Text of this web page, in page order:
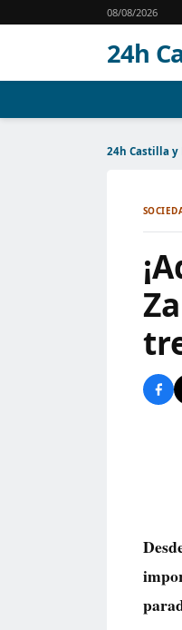
08/08/2026
24h
24h Castilla y